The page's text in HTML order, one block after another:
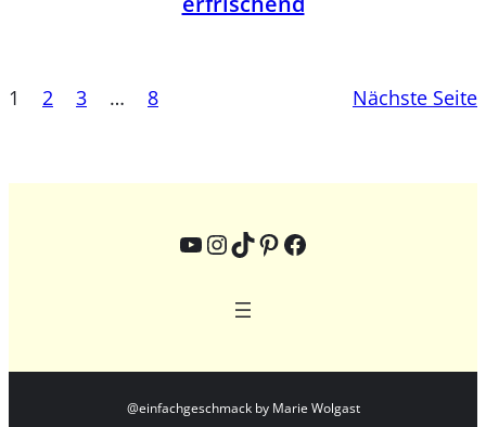
1 2 3 … 8 Nächste Seite
YouTube
Instagram
TikTok
Pinterest
Facebook
@einfachgeschmack by Marie Wolgast